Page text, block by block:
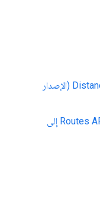
نقل البيانات من واجهة Distance Matrix API (الإصدار
نقل البيانات من الإصدار التجريبي من Routes API إلى